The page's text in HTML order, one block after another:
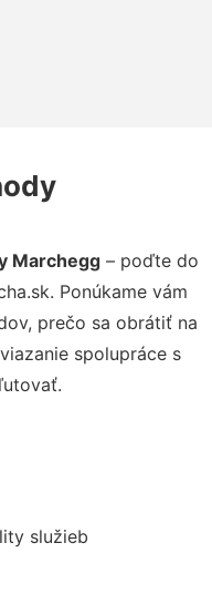
Marchegg– poďte do
Ponúkame vám
prečo sa obrátiť na
spolupráce s
služieb